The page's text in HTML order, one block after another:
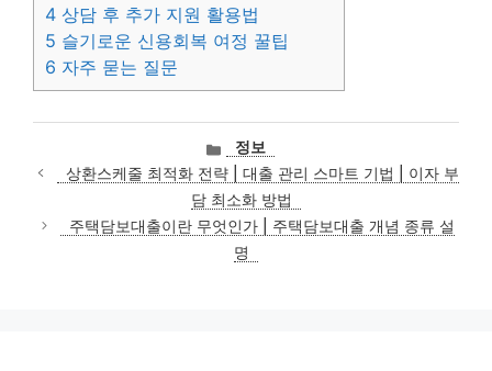
4 상담 후 추가 지원 활용법
5 슬기로운 신용회복 여정 꿀팁
6 자주 묻는 질문
카
테
고
리
정보
상환스케줄 최적화 전략 | 대출 관리 스마트 기법 | 이자 부
담 최소화 방법
주택담보대출이란 무엇인가 | 주택담보대출 개념 종류 설
명